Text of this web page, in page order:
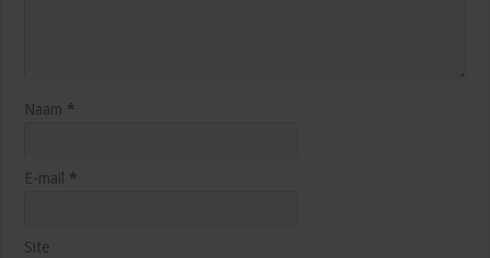
Naam *
E-mail *
Site